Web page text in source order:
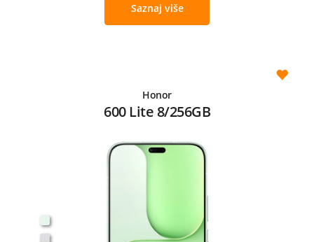
Saznaj više
Honor
600 Lite 8/256GB